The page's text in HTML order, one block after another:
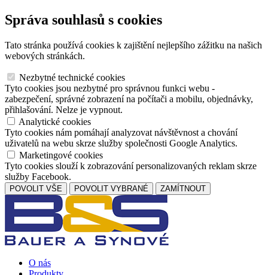
Správa souhlasů s cookies
Tato stránka používá cookies k zajištění nejlepšího zážitku na našich
webových stránkách.
Nezbytné technické cookies
Tyto cookies jsou nezbytné pro správnou funkci webu -
zabezpečení, správné zobrazení na počítači a mobilu, objednávky,
přihlašování. Nelze je vypnout.
Analytické cookies
Tyto cookies nám pomáhají analyzovat návštěvnost a chování
uživatelů na webu skrze služby společnosti Google Analytics.
Marketingové cookies
Tyto cookies slouží k zobrazování personalizovaných reklam skrze
služby Facebook.
POVOLIT VŠE POVOLIT VYBRANÉ ZAMÍTNOUT
O nás